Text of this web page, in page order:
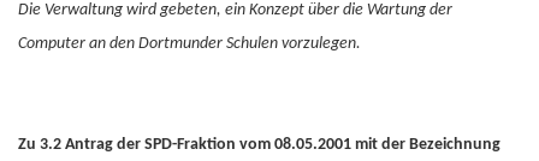
Die Verwaltung wird gebeten, ein Konzept über die Wartung der
Computer an den Dortmunder Schulen vorzulegen.
Zu 3.2 Antrag der SPD-Fraktion vom 08.05.2001 mit der Bezeichnung